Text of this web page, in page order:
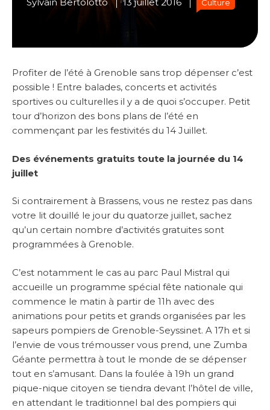
Sylvain Bertolotto 13 juillet 2016 Culture
Profiter de l’été à Grenoble sans trop dépenser c’est
possible ! Entre balades, concerts et activités
sportives ou culturelles il y a de quoi s’occuper. Petit
tour d’horizon des bons plans de l’été en
commençant par les festivités du 14 Juillet.
Des événements gratuits toute la journée du 14
juillet
Si contrairement à Brassens, vous ne restez pas dans
votre lit douillé le jour du quatorze juillet, sachez
qu’un certain nombre d’activités gratuites sont
programmées à Grenoble.
C’est notamment le cas au parc Paul Mistral qui
accueille un programme spécial fête nationale qui
commence le matin à partir de 11h avec des
animations pour petits et grands organisées par les
sapeurs pompiers de Grenoble-Seyssinet. A 17h et si
l’envie de vous trémousser vous prend, une Zumba
Géante permettra à tout le monde de se dépenser
tout en s’amusant. Dans la foulée à 19h un grand
pique-nique citoyen se tiendra devant l’hôtel de ville,
en attendant le traditionnel bal des pompiers qui